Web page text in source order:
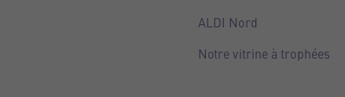
ALDI Nord
Notre vitrine à trophées